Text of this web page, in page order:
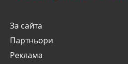
За сайта
Партньори
Реклама